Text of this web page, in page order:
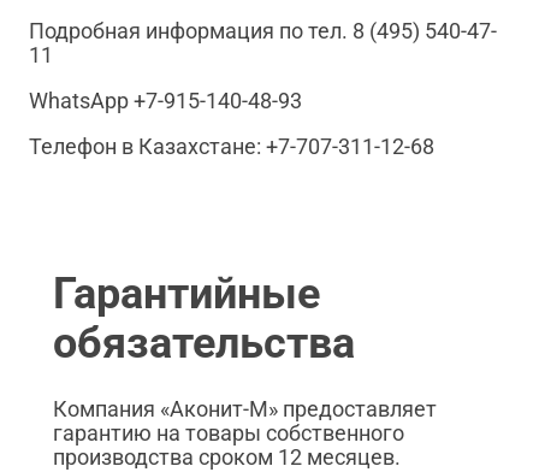
Подробная информация по тел. 8 (495) 540-47-
11
WhatsApp +7-915-140-48-93
Телефон в Казахстане: +7-707-311-12-68
Гарантийные
обязательства
Компания «Аконит-М» предоставляет
гарантию на товары собственного
производства сроком 12 месяцев.